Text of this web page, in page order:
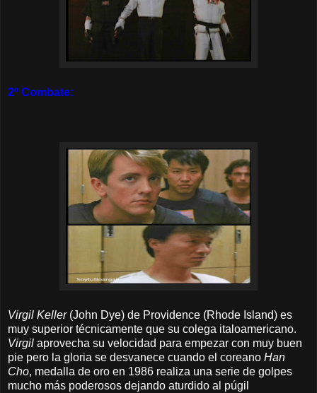
2º Combate:
Virgil Keller (John Dye) de Providence (Rhode Island) es
muy superior técnicamente que su colega italoamericano.
Virgil aprovecha su velocidad para empezar con muy buen
pie pero la gloria se desvanece cuando el coreano Han
Cho, medalla de oro en 1986 realiza una serie de golpes
mucho más poderosos dejando aturdido al púgil